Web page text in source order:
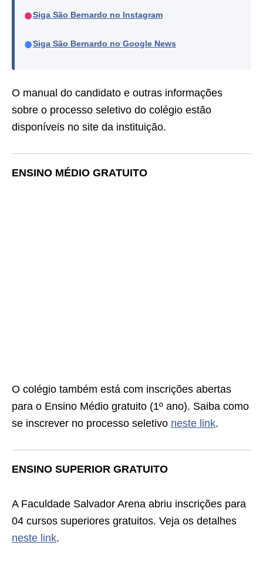
●Siga São Bernardo no Instagram
●Siga São Bernardo no Google News
O manual do candidato e outras informações
sobre o processo seletivo do colégio estão
disponíveis no site da instituição.
ENSINO MÉDIO GRATUITO
O colégio também está com inscrições abertas
para o Ensino Médio gratuito (1º ano). Saiba como
se inscrever no processo seletivo neste link.
ENSINO SUPERIOR GRATUITO
A Faculdade Salvador Arena abriu inscrições para
04 cursos superiores gratuitos. Veja os detalhes
neste link.